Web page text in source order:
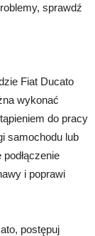
sprawdź
Fiat Ducato
wykonać
do pracy
samochodu lub
i poprawi
postępuj